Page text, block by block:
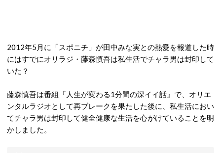
2012年5月に「スポニチ」が田中みな実との熱愛を報道した時
にはすでにオリラジ・藤森慎吾は私生活でチャラ男は封印して
いた？
藤森慎吾は番組『人生が変わる1分間の深イイ話』で、オリエ
ンタルラジオとして再ブレークを果たした後に、私生活におい
てチャラ男は封印して健全健康な生活を心がけていることを明
かしました。